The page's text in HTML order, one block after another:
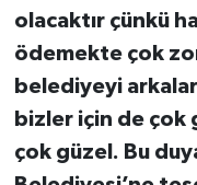
olacaktır çünkü
ödemekte çok
belediyeyi
bizler için de çok
çok güzel. Bu